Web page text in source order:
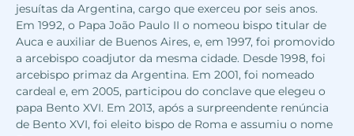
jesuítas da Argentina, cargo que exerceu por seis anos.
Em 1992, o Papa João Paulo II o nomeou bispo titular de
Auca e auxiliar de Buenos Aires, e, em 1997, foi promovido
a arcebispo coadjutor da mesma cidade. Desde 1998, foi
arcebispo primaz da Argentina. Em 2001, foi nomeado
cardeal e, em 2005, participou do conclave que elegeu o
papa Bento XVI. Em 2013, após a surpreendente renúncia
de Bento XVI, foi eleito bispo de Roma e assumiu o nome